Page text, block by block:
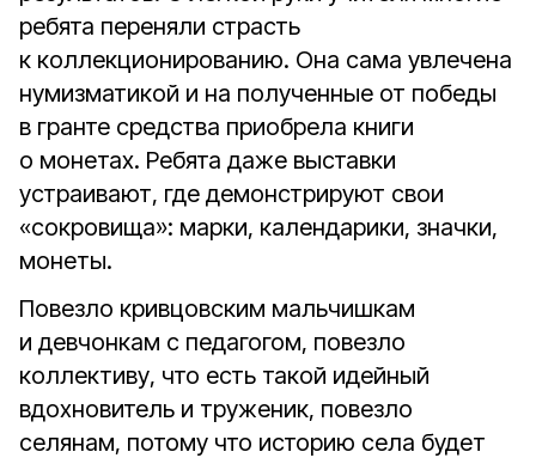
ребята переняли страсть
к коллекционированию. Она сама увлечена
нумизматикой и на полученные от победы
в гранте средства приобрела книги
о монетах. Ребята даже выставки
устраивают, где демонстрируют свои
«сокровища»: марки, календарики, значки,
монеты.
Повезло кривцовским мальчишкам
и девчонкам с педагогом, повезло
коллективу, что есть такой идейный
вдохновитель и труженик, повезло
селянам, потому что историю села будет